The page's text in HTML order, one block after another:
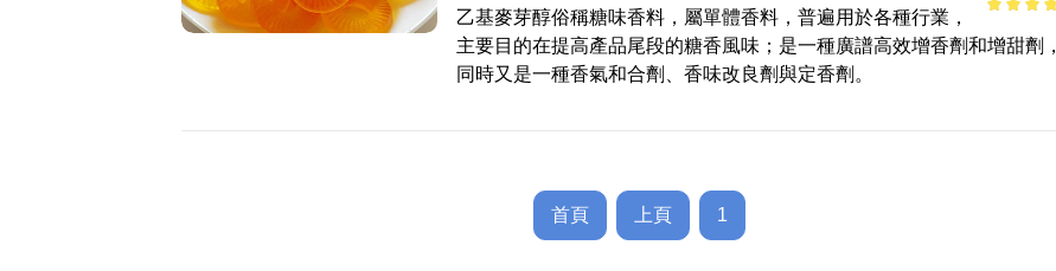
5
乙基麥芽醇俗稱糖味香料，屬單體香料，普遍用於各種行業，
主要目的在提高產品尾段的糖香風味；是一種廣譜高效增香劑和增甜劑，
同時又是一種香氣和合劑、香味改良劑與定香劑。
首頁 上頁 1